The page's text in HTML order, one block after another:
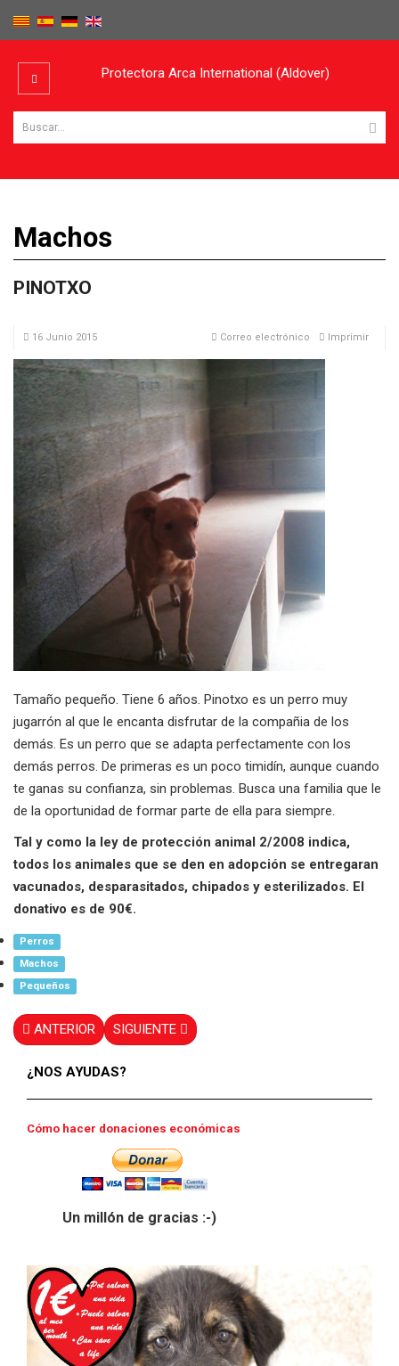
Protectora Arca International (Aldover)
Machos
PINOTXO
16 Junio 2015 Imprimir
Correo electrónico
Tamaño pequeño. Tiene 6 años. Pinotxo es un perro muy
jugarrón al que le encanta disfrutar de la compañia de los
demás. Es un perro que se adapta perfectamente con los
demás perros. De primeras es un poco timidín, aunque cuando
te ganas su confianza, sin problemas. Busca una familia que le
de la oportunidad de formar parte de ella para siempre.
Tal y como la ley de protección animal 2/2008 indica,
todos los animales que se den en adopción se entregaran
vacunados, desparasitados, chipados y esterilizados. El
donativo es de 90€.
Perros
Machos
Pequeños
ANTERIOR SIGUIENTE
¿NOS AYUDAS?
Cómo hacer donaciones económicas
Un millón de gracias :-)